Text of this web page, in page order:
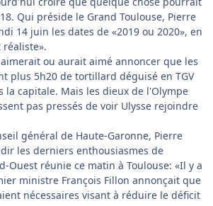
Qui préside le Grand Toulouse, Pierre
14 juin les dates de «2019 ou 2020», en
réaliste».
ou aurait aimé annoncer que les
plus 5h20 de tortillard déguisé en TGV
la capitale. Mais les dieux de l'Olympe
pas pressés de voir Ulysse rejoindre
général de Haute-Garonne, Pierre
les derniers enthousiasmes de
Ouest réunie ce matin à Toulouse: «Il y a
ministre François Fillon annonçait que
nécessaires visant à réduire le déficit